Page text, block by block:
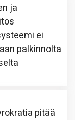
ja
ei
palkinnolta
pitää